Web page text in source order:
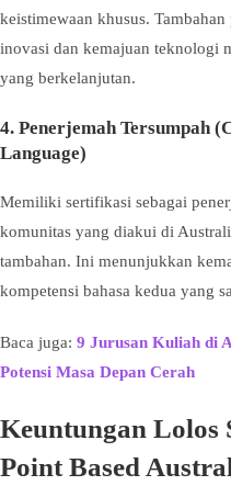
keistimewaan khusus.
inovasi dan kemajuan teknologi
yang berkelanjutan.
4. Penerjemah Tersumpah
Language)
Memiliki sertifikasi sebagai
komunitas yang diakui di
tambahan. Ini menunjukkan
kompetensi bahasa kedua yang
Baca juga: 9 Jurusan Kuliah di
Potensi Masa Depan Cerah
Keuntungan Lolos
Point Based